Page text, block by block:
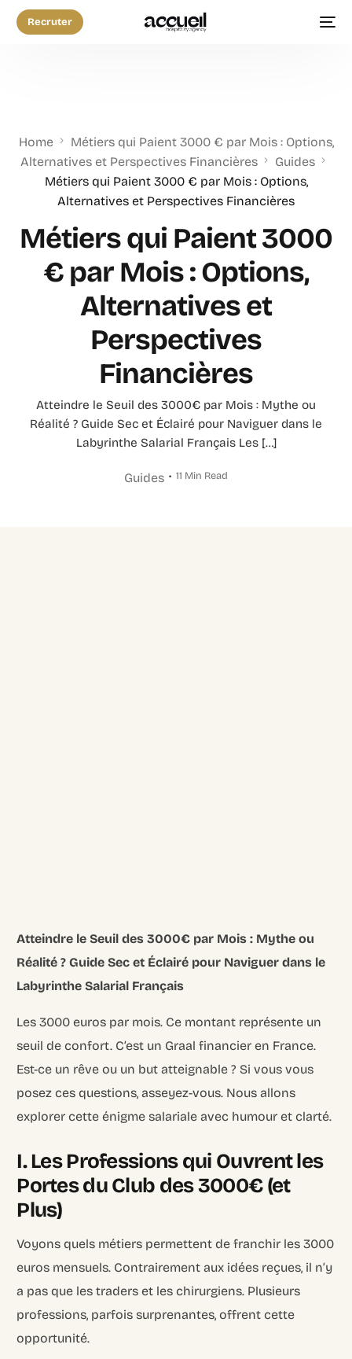
Recruter
Home
Métiers qui Paient 3000 € par Mois : Options,
Alternatives et Perspectives Financières
Guides
Métiers qui Paient 3000 € par Mois : Options,
Alternatives et Perspectives Financières
Métiers qui Paient 3000
€ par Mois : Options,
Alternatives et
Perspectives
Financières
Atteindre le Seuil des 3000€ par Mois : Mythe ou
Réalité ? Guide Sec et Éclairé pour Naviguer dans le
Labyrinthe Salarial Français Les […]
Guides 11 Min Read
Atteindre le Seuil des 3000€ par Mois : Mythe ou
Réalité ? Guide Sec et Éclairé pour Naviguer dans le
Labyrinthe Salarial Français
Les 3000 euros par mois. Ce montant représente un
seuil de confort. C’est un Graal financier en France.
Est-ce un rêve ou un but atteignable ? Si vous vous
posez ces questions, asseyez-vous. Nous allons
explorer cette énigme salariale avec humour et clarté.
I. Les Professions qui Ouvrent les
Portes du Club des 3000€ (et
Plus)
Voyons quels métiers permettent de franchir les 3000
euros mensuels. Contrairement aux idées reçues, il n’y
a pas que les traders et les chirurgiens. Plusieurs
professions, parfois surprenantes, offrent cette
opportunité.